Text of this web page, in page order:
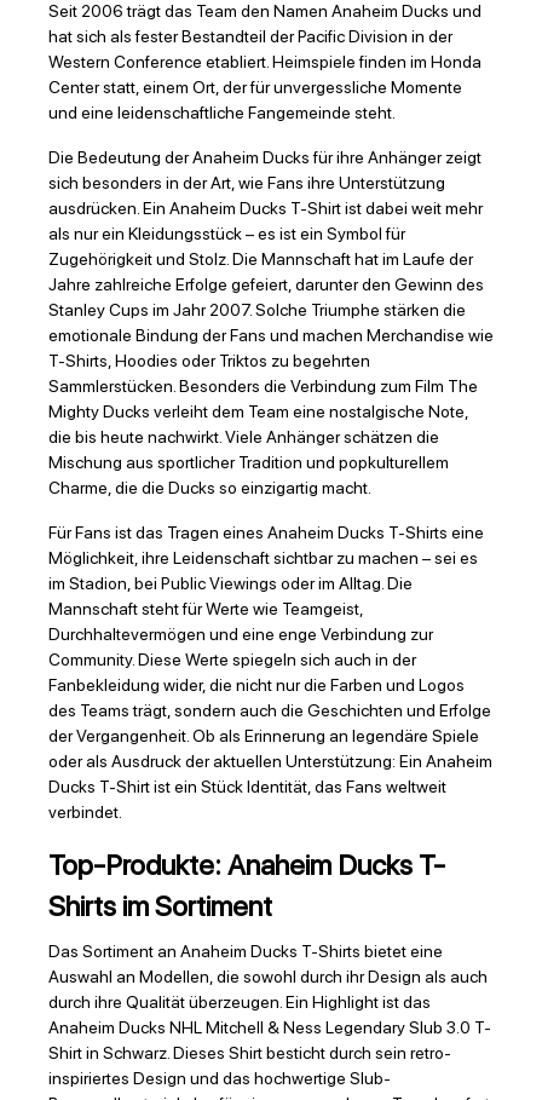
Seit 2006 trägt das Team den Namen Anaheim Ducks und
hat sich als fester Bestandteil der Pacific Division in der
Western Conference etabliert. Heimspiele finden im Honda
Center statt, einem Ort, der für unvergessliche Momente
und eine leidenschaftliche Fangemeinde steht.
Die Bedeutung der Anaheim Ducks für ihre Anhänger zeigt
sich besonders in der Art, wie Fans ihre Unterstützung
ausdrücken. Ein Anaheim Ducks T-Shirt ist dabei weit mehr
als nur ein Kleidungsstück – es ist ein Symbol für
Zugehörigkeit und Stolz. Die Mannschaft hat im Laufe der
Jahre zahlreiche Erfolge gefeiert, darunter den Gewinn des
Stanley Cups im Jahr 2007. Solche Triumphe stärken die
emotionale Bindung der Fans und machen Merchandise wie
T-Shirts, Hoodies oder Triktos zu begehrten
Sammlerstücken. Besonders die Verbindung zum Film The
Mighty Ducks verleiht dem Team eine nostalgische Note,
die bis heute nachwirkt. Viele Anhänger schätzen die
Mischung aus sportlicher Tradition und popkulturellem
Charme, die die Ducks so einzigartig macht.
Für Fans ist das Tragen eines Anaheim Ducks T-Shirts eine
Möglichkeit, ihre Leidenschaft sichtbar zu machen – sei es
im Stadion, bei Public Viewings oder im Alltag. Die
Mannschaft steht für Werte wie Teamgeist,
Durchhaltevermögen und eine enge Verbindung zur
Community. Diese Werte spiegeln sich auch in der
Fanbekleidung wider, die nicht nur die Farben und Logos
des Teams trägt, sondern auch die Geschichten und Erfolge
der Vergangenheit. Ob als Erinnerung an legendäre Spiele
oder als Ausdruck der aktuellen Unterstützung: Ein Anaheim
Ducks T-Shirt ist ein Stück Identität, das Fans weltweit
verbindet.
Top-Produkte: Anaheim Ducks T-
Shirts im Sortiment
Das Sortiment an Anaheim Ducks T-Shirts bietet eine
Auswahl an Modellen, die sowohl durch ihr Design als auch
durch ihre Qualität überzeugen. Ein Highlight ist das
Anaheim Ducks NHL Mitchell & Ness Legendary Slub 3.0 T-
Shirt in Schwarz. Dieses Shirt besticht durch sein retro-
inspiriertes Design und das hochwertige Slub-